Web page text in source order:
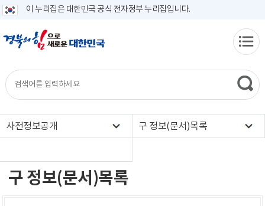
이 누리집은 대한민국 공식 전자정부 누리집입니다.
사전정보공개 구 정보(문서)목록
구 정보(문서)목록